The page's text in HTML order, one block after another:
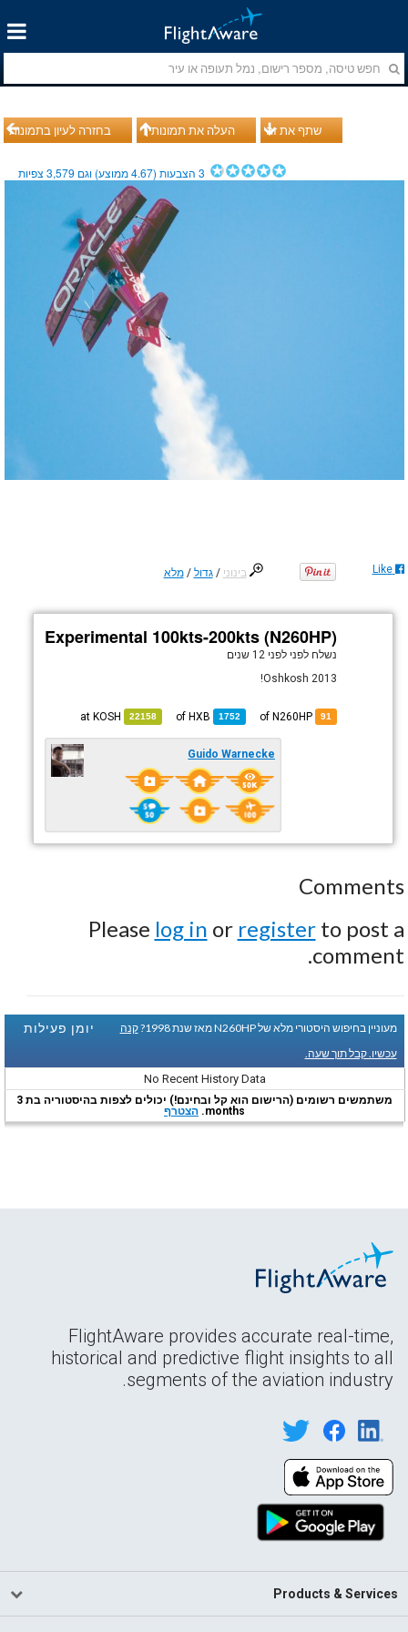
בחזרה לעיון בתמונות העלה את תמונותיך שתף את זה
3הצבעות (4.67ממוצע) וגם 3,579צפיות
בינוני /גדול /מלא Like
Experimental 100kts-200kts (N260HP)
נשלח לפני לפני 12 שנים
Oshkosh 2013!
91
1752
HXB
22158
KOSH
Guido Warnecke
Comments
Please log in or registerto post a
comment.
יומן פעילות מעוניין בחיפוש היסטורי מלא של N260HP מאז שנת 1998?
קנה
עכשיו. קבל תוך שעה.
No Recent History Data
משתמשים רשומים (הרישום הוא קל ובחינם!) יכולים לצפות בהיסטוריה בת 3
months. הצטרף
FlightAware provides accurate real-time,
historical and predictive flight insights to all
segments of the aviation industry.
Products & Services